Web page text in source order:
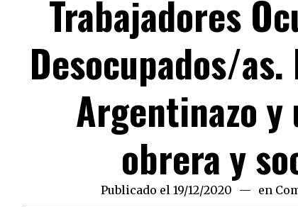
Trabajadores
Desocupados/
Argentinazo y
obrera y
Publicado el 19/12/2020 19/12/2020
en